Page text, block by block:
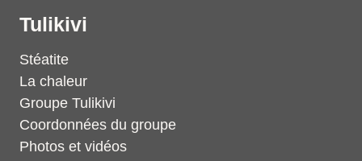
Tulikivi
Stéatite
La chaleur
Groupe Tulikivi
Coordonnées du groupe
Photos et vidéos